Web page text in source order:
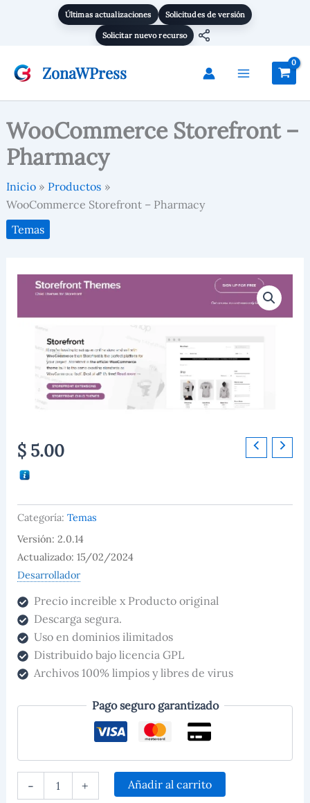
Últimas actualizaciones Solicitudes de versión
Solicitar nuevo recurso
ZonaWPress
WooCommerce Storefront –
Pharmacy
Inicio
Productos
WooCommerce Storefront – Pharmacy
Temas
$5.00
Categoría: Temas
Versión: 2.0.14
Actualizado: 15/02/2024
Desarrollador
Precio increible x Producto original
Descarga segura.
Uso en dominios ilimitados
Distribuido bajo licencia GPL
Archivos 100% limpios y libres de virus
Pago seguro garantizado
-
WooCommerce
Storefront
-
+ Añadir al carrito